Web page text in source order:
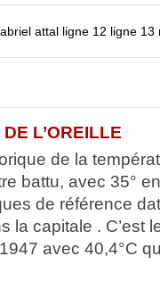
attal ligne 12 ligne 13
L’OREILLE
de la
battu, avec 35°
de référence
la capitale . C’est
avec 40,4°C